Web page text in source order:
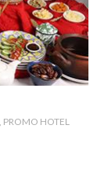
PROMO HOTEL